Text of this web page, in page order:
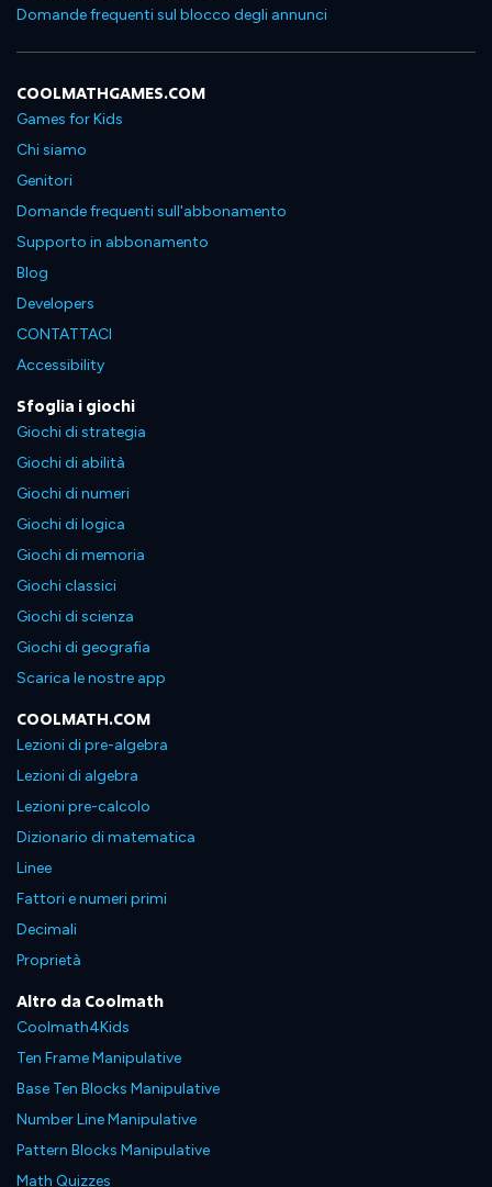
Domande frequenti sul blocco degli annunci
COOLMATHGAMES.COM
Games for Kids
Chi siamo
Genitori
Domande frequenti sull'abbonamento
Supporto in abbonamento
Blog
Developers
CONTATTACI
Accessibility
Sfoglia i giochi
Giochi di strategia
Giochi di abilità
Giochi di numeri
Giochi di logica
Giochi di memoria
Giochi classici
Giochi di scienza
Giochi di geografia
Scarica le nostre app
COOLMATH.COM
Lezioni di pre-algebra
Lezioni di algebra
Lezioni pre-calcolo
Dizionario di matematica
Linee
Fattori e numeri primi
Decimali
Proprietà
Altro da Coolmath
Coolmath4Kids
Ten Frame Manipulative
Base Ten Blocks Manipulative
Number Line Manipulative
Pattern Blocks Manipulative
Math Quizzes